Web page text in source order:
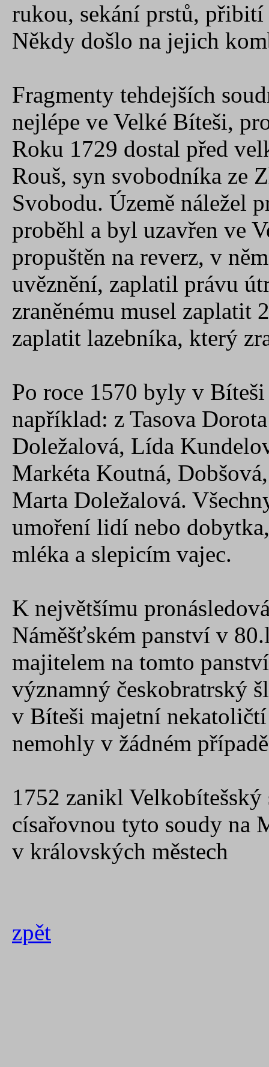
rukou, sekání prstů,
Někdy došlo na jejich
Fragmenty tehdejších
nejlépe ve Velké Bíteši,
Roku 1729 dostal před
Rouš, syn svobodníka ze
Svobodu. Územě náležel
proběhl a byl uzavřen ve
propuštěn na reverz, v
uvěznění, zaplatil právu
zraněnému musel zaplatit
zaplatit lazebníka, který
Po roce 1570 byly v
například: z Tasova
Doležalová, Lída
Markéta Koutná,
Marta Doležalová.
umoření lidí nebo
mléka a slepicím vajec.
K největšímu
Náměšťském panství v
majitelem na tomto
významný českobratrský
v Bíteši majetní
nemohly v žádném
1752 zanikl
císařovnou tyto soudy na
v královských městech
zpět